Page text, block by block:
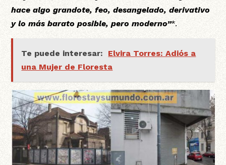
hace algo grandote, feo, desangelado, derivativo
y lo más barato posible, pero moderno”*.
Te puede interesar:
Elvira Torres: Adiós a
una Mujer de Floresta